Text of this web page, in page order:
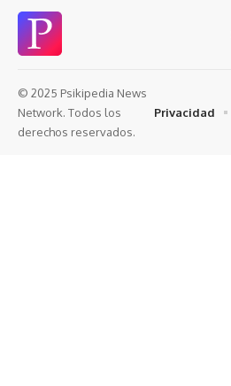
© 2025 Psikipedia News
Network. Todos los
derechos reservados.
Privacidad